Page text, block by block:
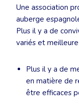
Une association
auberge
Plus il y a de
variés et meilleure
Plus il y a de
en matière de
être efficaces